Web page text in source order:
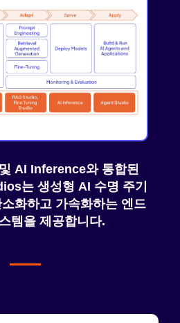
및 AI Inference와 통합된
는 생성형 AI 수명 주기
화하고 가속화하는 엔드
템을 제공합니다.